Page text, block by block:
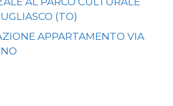
(TO)
APPARTAMENTO VIA